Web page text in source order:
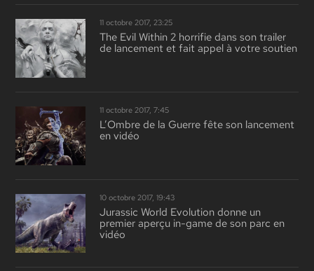
11 octobre 2017, 23:25
The Evil Within 2 horrifie dans son trailer
de lancement et fait appel à votre soutien
11 octobre 2017, 7:45
L’Ombre de la Guerre fête son lancement
en vidéo
10 octobre 2017, 19:43
Jurassic World Evolution donne un
premier aperçu in-game de son parc en
vidéo